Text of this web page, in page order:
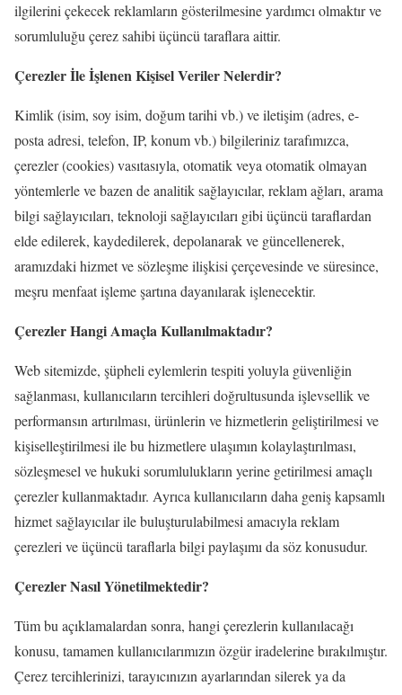
ilgilerini çekecek reklamların gösterilmesine yardımcı olmaktır ve
sorumluluğu çerez sahibi üçüncü taraflara aittir.
Çerezler İle İşlenen Kişisel Veriler Nelerdir?
Kimlik (isim, soy isim, doğum tarihi vb.) ve iletişim (adres, e-
posta adresi, telefon, IP, konum vb.) bilgileriniz tarafımızca,
çerezler (cookies) vasıtasıyla, otomatik veya otomatik olmayan
yöntemlerle ve bazen de analitik sağlayıcılar, reklam ağları, arama
bilgi sağlayıcıları, teknoloji sağlayıcıları gibi üçüncü taraflardan
elde edilerek, kaydedilerek, depolanarak ve güncellenerek,
aramızdaki hizmet ve sözleşme ilişkisi çerçevesinde ve süresince,
meşru menfaat işleme şartına dayanılarak işlenecektir.
Çerezler Hangi Amaçla Kullanılmaktadır?
Web sitemizde, şüpheli eylemlerin tespiti yoluyla güvenliğin
sağlanması, kullanıcıların tercihleri doğrultusunda işlevsellik ve
performansın artırılması, ürünlerin ve hizmetlerin geliştirilmesi ve
kişiselleştirilmesi ile bu hizmetlere ulaşımın kolaylaştırılması,
sözleşmesel ve hukuki sorumlulukların yerine getirilmesi amaçlı
çerezler kullanmaktadır. Ayrıca kullanıcıların daha geniş kapsamlı
hizmet sağlayıcılar ile buluşturulabilmesi amacıyla reklam
çerezleri ve üçüncü taraflarla bilgi paylaşımı da söz konusudur.
Çerezler Nasıl Yönetilmektedir?
Tüm bu açıklamalardan sonra, hangi çerezlerin kullanılacağı
konusu, tamamen kullanıcılarımızın özgür iradelerine bırakılmıştır.
Çerez tercihlerinizi, tarayıcınızın ayarlarından silerek ya da